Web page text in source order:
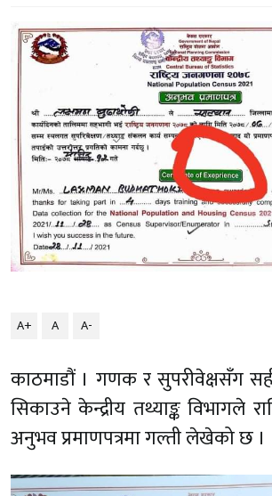
A+ A A-
काठमाडौं । गणक र सुपरीवेक्षसँग
सिकाउने केन्द्रीय तथ्याङ्क विभागले
अनुभव प्रमाणपत्रमा गल्ती लेखेको छ ।